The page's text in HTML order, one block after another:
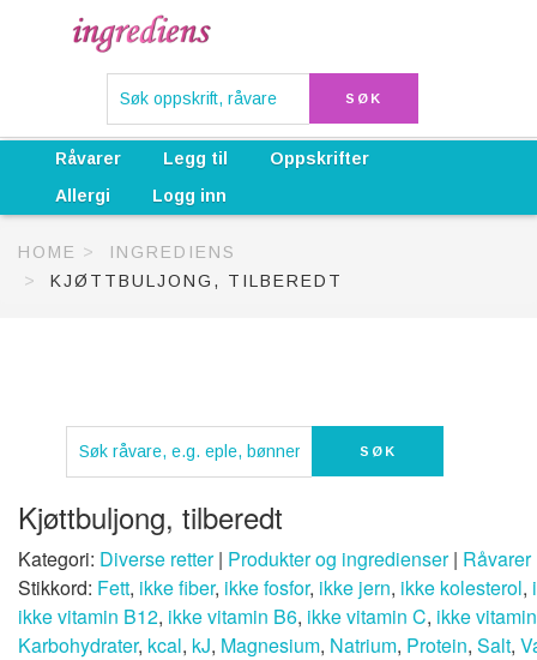
Råvarer Legg til
Oppskrifter
Allergi
Logg inn
HOME
INGREDIENS
KJØTTBULJONG, TILBEREDT
Kjøttbuljong, tilberedt
Kategori: Diverse retter| Produkter og ingredienser| Råvarer
Stikkord: Fett, ikke fiber, ikke fosfor, ikke jern, ikke kolesterol,
ikke vitamin B12, ikke vitamin B6, ikke vitamin C, ikke
Karbohydrater, kcal, kJ, Magnesium, Natrium, Protein, Salt,